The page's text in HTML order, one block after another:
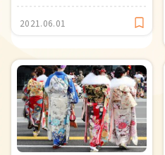
2021.06.01